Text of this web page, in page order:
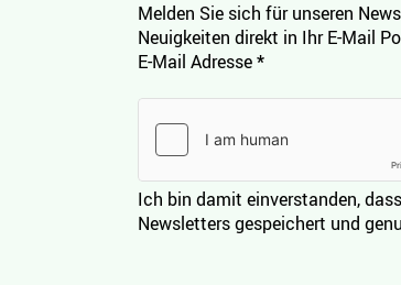
Melden Sie sich für unseren
Neuigkeiten direkt in Ihr E-Mail
E-Mail Adresse*
Ich bin damit einverstanden,
Newsletters gespeichert und